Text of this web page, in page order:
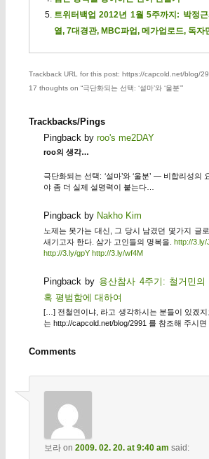
트위터백업 2012년 1월 5주까지: 박정
열, 7대경관, MBC파업, 메가업로드, 독자
Trackback URL for this post: https://capcold.net/blog/
17 thoughts on “극단화되는 선택: ‘설마’와 ‘울분’”
Trackbacks/Pings
Pingback by roo's me2DAY
roo의 생각…
극단화되는 선택: ‘설마’와 ‘울분’ — 비합리성의
야 좀 더 실제 설명력이 붙는다…
Pingback by Nakho Kim
노제는 못가는 대신, 그 당시 남겼던 몇가지 글
새기고자 한다. 삼가 고인들의 명복을.http://3.ly/
http://3.ly/gpY http://3.ly/wf4M
Pingback by 용산참사 4주기: 철거민의
혹 평범함에 대하여
[…] 전철연이냐, 라고 생각하시는 분들이 있겠지
는 http://capcold.net/blog/2991 를 참조해 주시
Comments
보라on 2009. 02. 20. at 9:40 am said: